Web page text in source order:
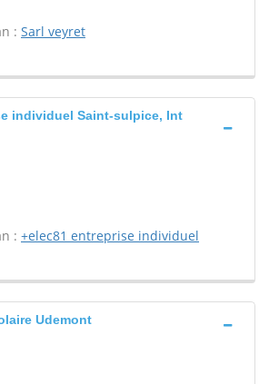
: Sarl veyret
individuel Saint-sulpice, Int
: +elec81 entreprise individuel
Udemont